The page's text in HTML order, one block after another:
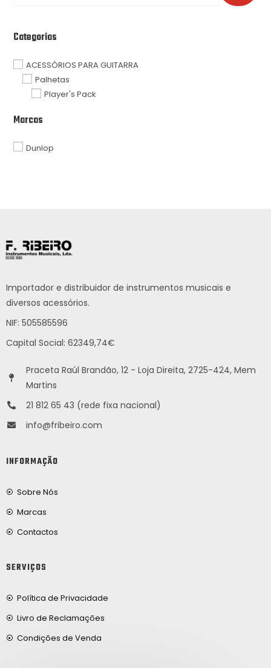
Categorias
ACESSÓRIOS PARA GUITARRA
Palhetas
Player's Pack
Marcas
Dunlop
Importador e distribuidor de instrumentos musicais e
diversos acessórios.
NIF: 505585596
Capital Social: 62349,74€
Praceta Raúl Brandão, 12 - Loja Direita, 2725-424, Mem
Martins
21 812 65 43 (rede fixa nacional)
info@fribeiro.com
INFORMAÇÃO
Sobre Nós
Marcas
Contactos
SERVIÇOS
Política de Privacidade
Livro de Reclamações
Condições de Venda